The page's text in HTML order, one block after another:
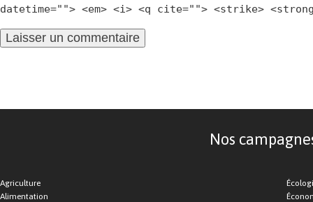
datetime=""> <em> <i> <q cite=""> <strike>
Nos
Agriculture
Alimentation